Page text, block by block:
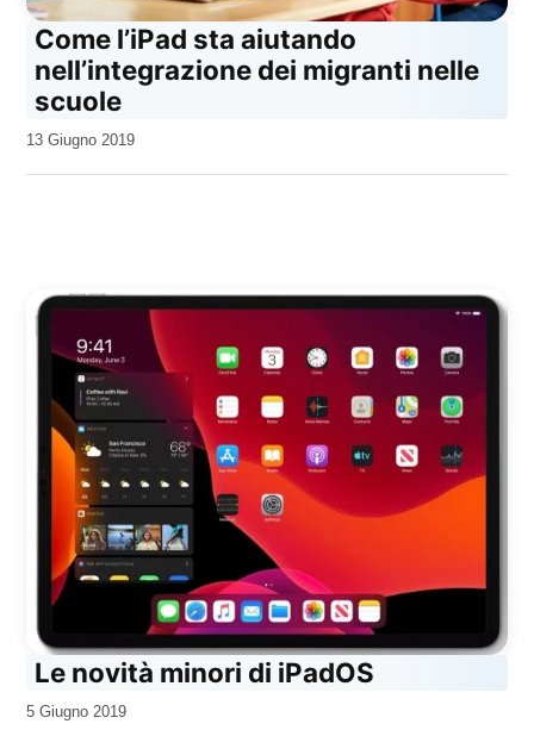
Come l’iPad sta aiutando
nell’integrazione dei migranti nelle
scuole
da
13 Giugno 2019
Le novità minori di iPadOS
da
5 Giugno 2019